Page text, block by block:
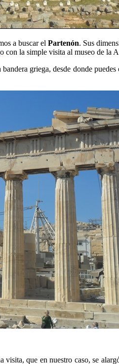
a buscar elPartenón. Sus
o con la simple visita al museo de la
griega, desde donde
visita, que en nuestro caso, se